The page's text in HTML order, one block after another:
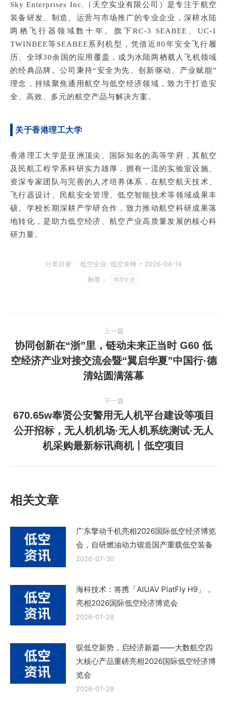
Sky Enterprises Inc.（天空实业有限公司）是专注于航空
装备研发、制造、运营与市场推广的专业企业，深耕水陆
两栖飞行器领域数十年。旗下RC-3 SEABEE、UC-1
TWINBEE等SEABEE系列机型，凭借近80年安全飞行履
历、全球30余国的应用覆盖，成为水陆两栖载人飞机领域
的经典品牌。公司秉持“安全为先、创新驱动、产业赋能”
理念，持续聚焦通用航空与低空经济领域，致力于打造安
全、高效、多元的航空产品与解决方案。
关于香港理工大学
香港理工大学是亚洲顶尖、国际知名的高等学府，其航空
及民航工程学系科研实力雄厚，拥有一流的实验室设施、
资深专家团队与完善的人才培养体系，在航空航天技术、
飞行器设计、民航安全管理、低空智能技术等领域成果丰
硕。学校长期深耕产学研合作，致力推动航空科研成果落
地转化，是助力低空经济、航空产业高质量发展的核心科
研力量。
分类目录： 低空企业 低空先锋
2026-04-14
标签：
低空企业
章
导
上一篇
上
一
文
章：
协同创新在“浙”里，链动未来正当时 G60 低
空经济产业对接交流会暨“翼启华夏”中国行·德
清站圆满落幕
下一篇
下
一
670.65w奉贤公安警用无人机平台建设等项目
公开招标，无人机机场·无人机系统测试·无人
机采购最新标讯商机丨低空项目
相关文章
广东擎动千机亮相2026国际低空经济博览
会，自研燃油动力锻造国产重载低空装备
2026-07-30
海科技术：将携「AIUAV PlatFly H9」，
亮相2026国际低空经济博览会
2026-07-28
驭低空新势，启经济新篇——大数航空四
大核心产品重磅亮相2026国际低空经济博
览会
2026-07-28